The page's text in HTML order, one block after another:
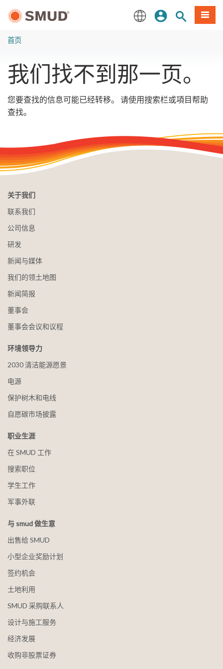
登录网站搜索
項目
首页
我们找不到那一页。
您要查找的信息可能已经转移。 请使用搜索栏或項目帮助
查找。
关于我们
联系我们
公司信息
研发
新闻与媒体
我们的领土地图
新闻简报
董事会
董事会会议和议程
环境领导力
2030 清洁能源愿景
电源
保护树木和电线
自愿碳市场披露
职业生涯
在 SMUD 工作
搜索职位
学生工作
军事外联
与 smud 做生意
出售给 SMUD
小型企业奖励计划
签约机会
土地利用
SMUD 采购联系人
设计与施工服务
经济发展
收购非股票证券